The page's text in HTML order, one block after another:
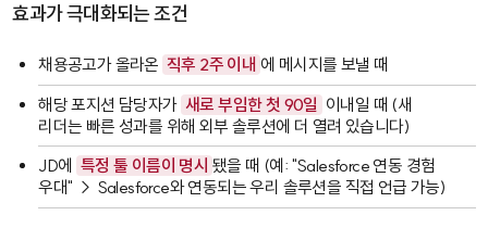
효과가 극대화되는 조건
채용공고가 올라온 직후 2주 이내 에 메시지를 보낼 때
해당 포지션 담당자가 새로 부임한 첫 90일 이내일 때 (새
리더는 빠른 성과를 위해 외부 솔루션에 더 열려 있습니다)
JD에 특정 툴 이름이 명시 됐을 때 (예: "Salesforce 연동 경험
우대" → Salesforce와 연동되는 우리 솔루션을 직접 언급 가능)